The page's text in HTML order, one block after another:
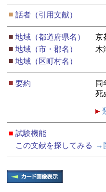
■ 話者（引用文献）
■ 地域（都道府県名）
京
■ 地域（市・郡名）
木
■ 地域（区町村名）
■ 要約
同
死
■ 試験機能
この文献を探してみる
→